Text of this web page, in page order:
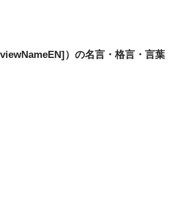
）の名言・格言・言葉